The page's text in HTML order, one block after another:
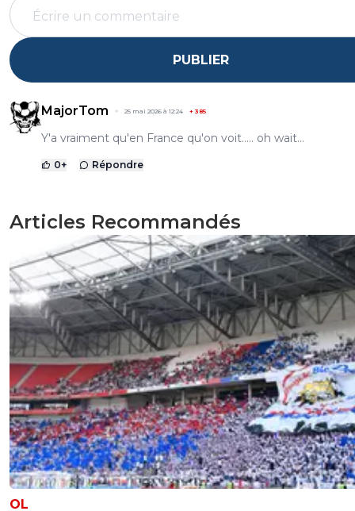
PUBLIER
MajorTom 25 mai 2026 à 12:24 + 385
Y'a vraiment qu'en France qu'on voit..... oh wait...
0+ Répondre
Articles Recommandés
OL